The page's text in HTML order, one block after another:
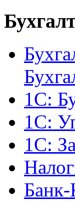
1С:
1С:
1С: